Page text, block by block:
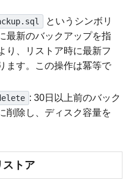
というシンボリ
最新のバックアップを指
り、リストア時に最新フ
ます。この操作は冪等で
: 30日以上前のバック
削除し、ディスク容量を
トア